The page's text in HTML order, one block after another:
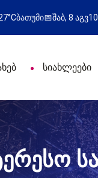
გამოსვლა
ბათუმი📅შაბ, 8 აგვ
სიახლეები